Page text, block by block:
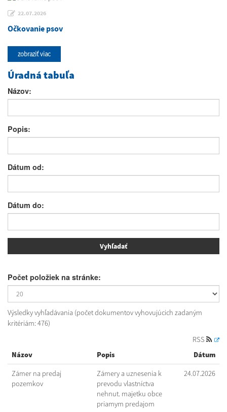
22.07.2026
Očkovanie psov
zobraziť viac
Úradná tabuľa
Názov:
Popis:
Dátum od:
Dátum do:
Počet položiek na stránke:
Výsledky vyhľadávania (počet dokumentov vyhovujúcich zadaným
kritériám: 476)
RSS
Názov
Popis Dátum
Zámer na predaj
pozemkov
Zámery a uznesenia k
prevodu vlastníctva
nehnut. majetku obce
priamym predajom
24.07.2026